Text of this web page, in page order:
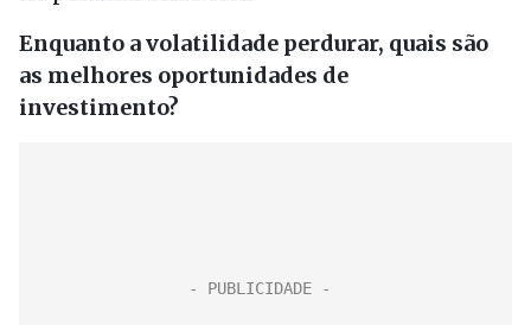
Enquanto a volatilidade perdurar, quais são
as melhores oportunidades de
investimento?